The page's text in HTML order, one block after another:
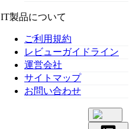
IT製品について
ご利用規約
レビューガイドライン
運営会社
サイトマップ
お問い合わせ